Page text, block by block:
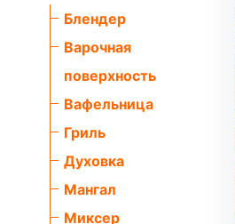
Блендер
Варочная
поверхность
Вафельница
Гриль
Духовка
Мангал
Миксер